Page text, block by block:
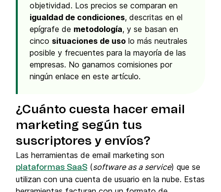
objetividad. Los precios se comparan en
igualdad de condiciones, descritas en el
epígrafe de metodología, y se basan en
cinco situaciones de uso lo más neutrales
posible y frecuentes para la mayoría de las
empresas. No ganamos comisiones por
ningún enlace en este artículo.
¿Cuánto cuesta hacer email
marketing según tus
suscriptores y envíos?
Las herramientas de email marketing son
plataformas SaaS (software as a service) que se
utilizan con una cuenta de usuario en la nube. Estas